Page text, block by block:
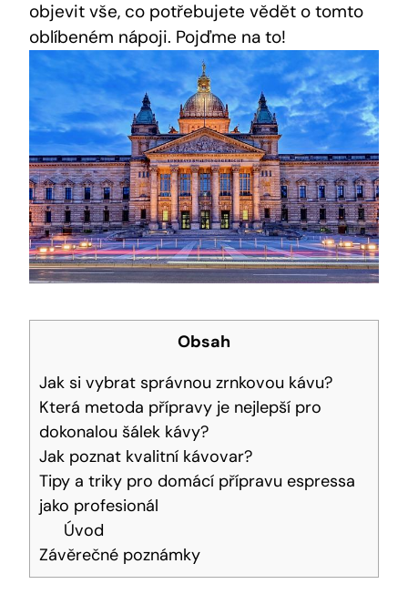
objevit vše, co potřebujete vědět o tomto
oblíbeném nápoji. Pojďme na to!
Obsah
Jak si vybrat správnou zrnkovou kávu?
Která metoda přípravy je nejlepší pro
dokonalou šálek kávy?
Jak poznat kvalitní kávovar?
Tipy a triky pro domácí přípravu espressa
jako profesionál
Úvod
Závěrečné poznámky